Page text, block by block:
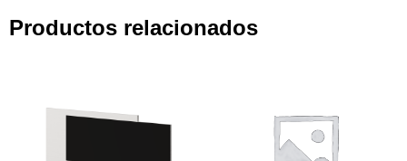
Productos relacionados